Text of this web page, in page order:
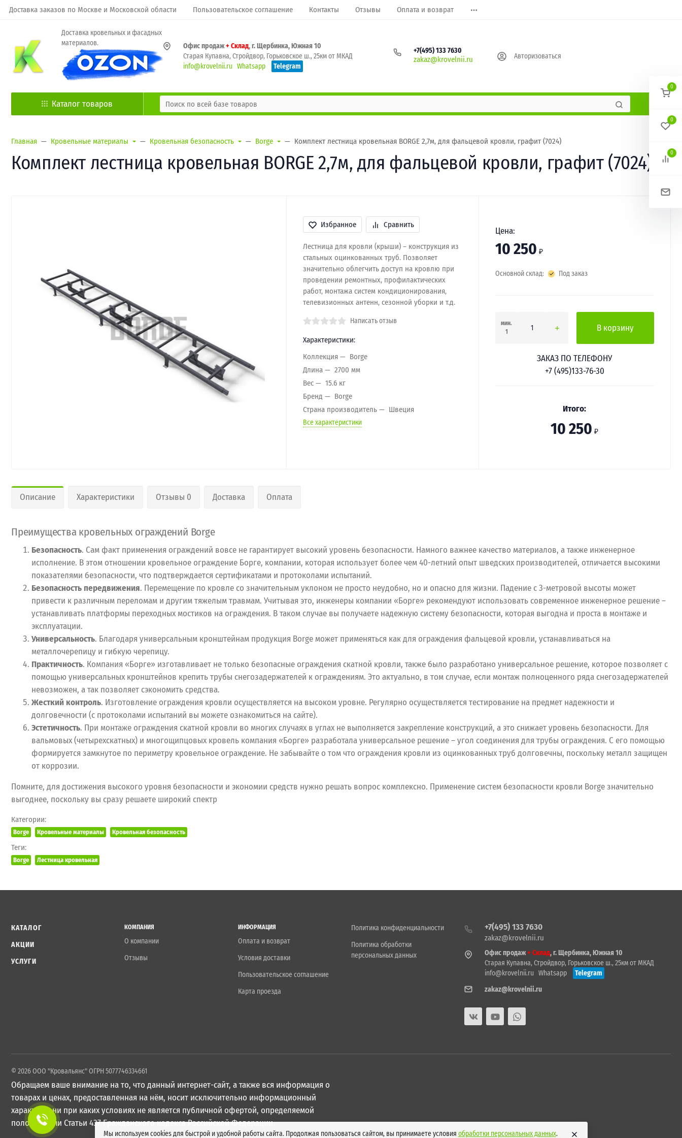
Доставка заказов по Москве и Московской области Пользовательское соглашение Контакты Отзывы Оплата и возврат
Доставка кровельных и фасадных
материалов.
Офис продаж+ Склад, г. Щербинка, Южная 10
Старая Купавна, Стройдвор, Горьковское ш., 25км от МКАД
info@krovelnii.ru Whatsapp Telegram
+7(495) 133 7630
zakaz@krovelnii.ru Авторизоваться
Каталог товаров
Главная Кровельные материалы Кровельная безопасность Borge Комплект лестница кровельная BORGE 2,7м, для фальцевой кровли, графит (7024)
Комплект лестница кровельная BORGE 2,7м, для фальцевой кровли, графит (7024)
Избранное Сравнить
Лестница для кровли (крыши) – конструкция из
стальных оцинкованных труб. Позволяет
значительно облегчить доступ на кровлю при
проведении ремонтных, профилактических
работ, монтажа систем кондиционирования,
телевизионных антенн, сезонной уборки и т.д.
Написать отзыв
Характеристики:
Коллекция
Borge
Длина
2700 мм
Вес
15.6 кг
Бренд
Borge
Страна производитель
Швеция
Все характеристики
Цена:
10 250 ₽
Основной склад: Под заказ
мин.
1
В корзину
ЗАКАЗ ПО ТЕЛЕФОНУ
+7 (495)133-76-30
Итого:
10 250 ₽
Описание Характеристики Отзывы 0 Доставка Оплата
Преимущества кровельных ограждений Borge
Безопасность. Сам факт применения ограждений вовсе не гарантирует высокий уровень безопасности. Намного важнее качество материалов, а также инженерное
исполнение. В этом отношении кровельное ограждение Борге, компании, которая использует более чем 40-летний опыт шведских производителей, отличается высокими
показателями безопасности, что подтверждается сертификатами и протоколами испытаний.
Безопасность передвижения. Перемещение по кровле со значительным уклоном не просто неудобно, но и опасно для жизни. Падение с 3-метровой высоты может
привести к различным переломам и другим тяжелым травмам. Учитывая это, инженеры компании «Борге» рекомендуют использовать современное инженерное решение –
устанавливать платформы переходных мостиков на ограждения. В таком случае вы получаете надежную систему безопасности, которая выгодна и проста в монтаже и
эксплуатации.
Универсальность. Благодаря универсальным кронштейнам продукция Borge может применяться как для ограждения фальцевой кровли, устанавливаться на
металлочерепицу и гибкую черепицу.
Практичность. Компания «Борге» изготавливает не только безопасные ограждения скатной кровли, также было разработано универсальное решение, которое позволяет с
помощью универсальных кронштейнов крепить трубы снегозадержателей к ограждениям. Это актуально, в том случае, если монтаж полноценного ряда снегозадержателей
невозможен, а так позволяет сэкономить средства.
Жесткий контроль. Изготовление ограждения кровли осуществляется на высоком уровне. Регулярно осуществляется тестирование на предмет надежности и
долговечности (с протоколами испытаний вы можете ознакомиться на сайте).
Эстетичность. При монтаже ограждения скатной кровли во многих случаях в углах не выполняется закрепление конструкций, а это снижает уровень безопасности. Для
вальмовых (четырехскатных) и многощипцовых кровель компания «Борге» разработала универсальное решение – угол соединения для трубы ограждения. С его помощью
формируется замкнутое по периметру кровельное ограждение. Не забывайте о том что ограждения кровли из оцинкованных труб долговечны, поскольку металл защищен
от коррозии.
Помните, для достижения высокого уровня безопасности и экономии средств нужно решать вопрос комплексно. Применение систем безопасности кровли Borge значительно
выгоднее, поскольку вы сразу решаете широкий спектр
Категории:
Borge Кровельные материалы Кровельная безопасность
Теги:
Borge Лестница кровельная
КАТАЛОГ
АКЦИИ
УСЛУГИ
КОМПАНИЯ
О компании
Отзывы
ИНФОРМАЦИЯ
Оплата и возврат
Условия доставки
Пользовательское соглашение
Карта проезда
Политика конфиденциальности
Политика обработки
персональных данных
+7(495) 133 7630
zakaz@krovelnii.ru
Офис продаж+ Склад, г. Щербинка, Южная 10
Старая Купавна, Стройдвор, Горьковское ш., 25км от МКАД
info@krovelnii.ru
Whatsapp
Telegram
zakaz@krovelnii.ru
© 2026 ООО "Кровальянс" ОГРН 5077746334661
Обращаем ваше внимание на то, что данный интернет-сайт, а также вся информация о
товарах и ценах, предоставленная на нём, носит исключительно информационный
характер и ни при каких условиях не является публичной офертой, определяемой
положениями Статьи 437 Гражданского кодекса Российской Федерации.
Мы используем cookies для быстрой и удобной работы сайта. Продолжая пользоваться сайтом, вы принимаете условия обработки персональных данных.
0
0
0